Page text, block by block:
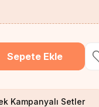
Sepete Ekle
Kampanyalı Setler